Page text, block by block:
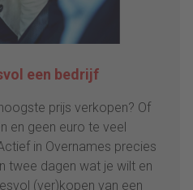
een bedrijf
prijs verkopen? Of
en geen euro te veel
in Overnames precies
twee dagen wat je wilt en
(ver)kopen van een